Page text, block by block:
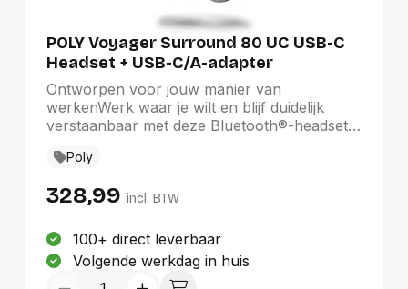
POLY Voyager Surround 80 UC USB-C
Headset + USB-C/A-adapter
Ontworpen voor jouw manier van
werkenWerk waar je wilt en blijf duidelijk
verstaanbaar met deze Bluetooth®-headset
perfecte geluidskwaliteit, geniet van optimaal
verstelbare hoofdbeugel en blijf gefocust met
Poly
328,99 incl. BTW
100+ direct leverbaar
Volgende werkdag in huis